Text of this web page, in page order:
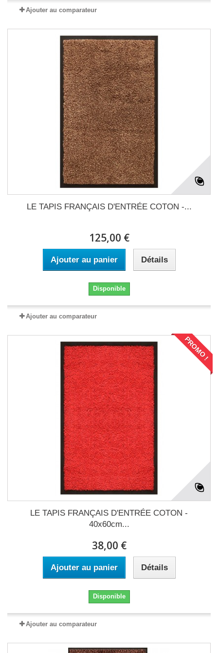
Ajouter au comparateur
LE TAPIS FRANÇAIS D'ENTRÉE COTON -...
125,00 €
Ajouter au panier Détails
Disponible
Ajouter au comparateur
PROMO !
LE TAPIS FRANÇAIS D'ENTRÉE COTON -
40x60cm...
38,00 €
Ajouter au panier Détails
Disponible
Ajouter au comparateur